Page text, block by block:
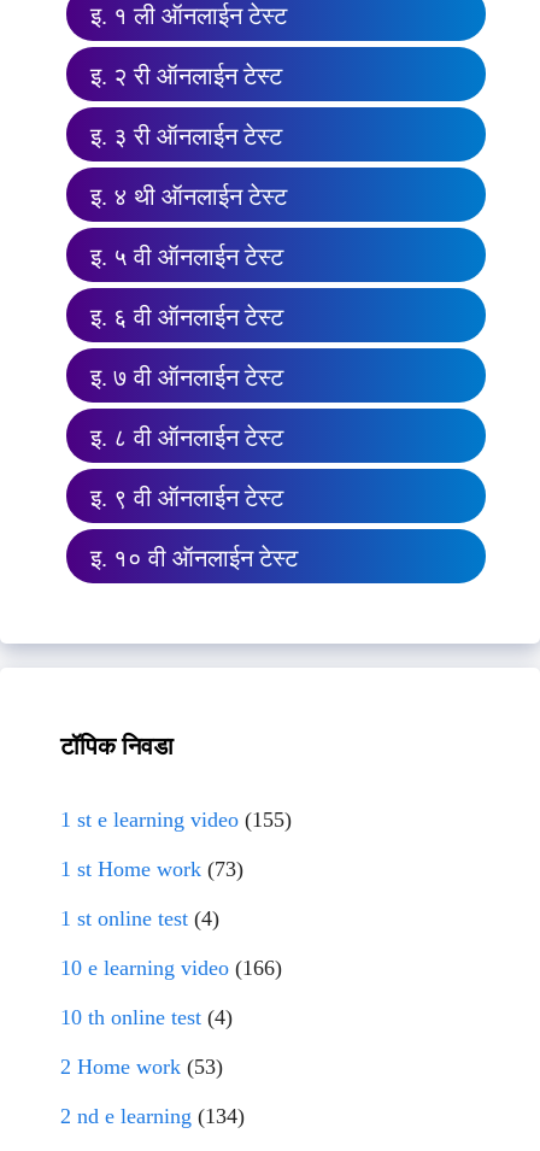
इ. १ ली ऑनलाईन टेस्ट
इ. २ री ऑनलाईन टेस्ट
इ. ३ री ऑनलाईन टेस्ट
इ. ४ थी ऑनलाईन टेस्ट
इ. ५ वी ऑनलाईन टेस्ट
इ. ६ वी ऑनलाईन टेस्ट
इ. ७ वी ऑनलाईन टेस्ट
इ. ८ वी ऑनलाईन टेस्ट
इ. ९ वी ऑनलाईन टेस्ट
इ. १० वी ऑनलाईन टेस्ट
टॉपिक निवडा
1 st e learning video (155)
1 st Home work (73)
1 st online test (4)
10 e learning video (166)
10 th online test (4)
2 Home work (53)
2 nd e learning (134)